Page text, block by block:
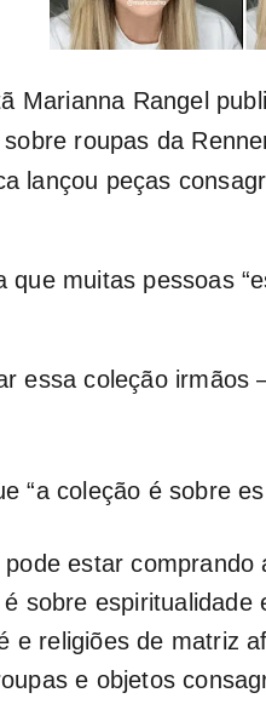
Marianna Rangel
roupas da
lançou peças
que muitas pessoas
essa coleção irmãos
“a coleção é sobre
estar
sobre espiritualidade
e religiões de matriz
e objetos